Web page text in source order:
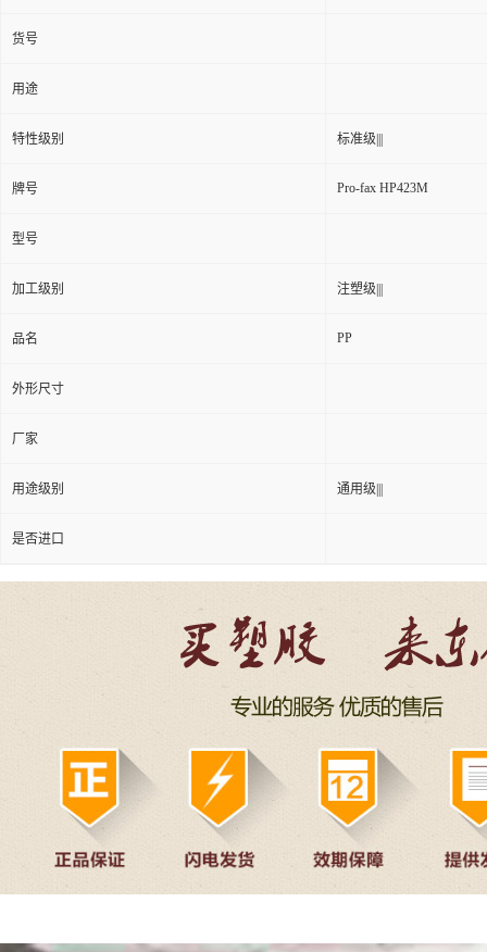
货号
用途
特性级别 标准级|||
牌号 Pro-fax HP423M
型号
加工级别 注塑级|||
品名 PP
外形尺寸
厂家
用途级别 通用级|||
是否进口